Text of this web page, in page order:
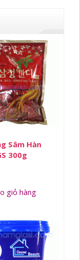
Sâm Hàn
300g
giỏ hàng